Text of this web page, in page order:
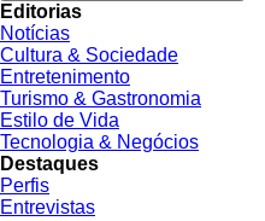
Editorias
Notícias
Cultura & Sociedade
Entretenimento
Turismo & Gastronomia
Estilo de Vida
Tecnologia & Negócios
Destaques
Perfis
Entrevistas